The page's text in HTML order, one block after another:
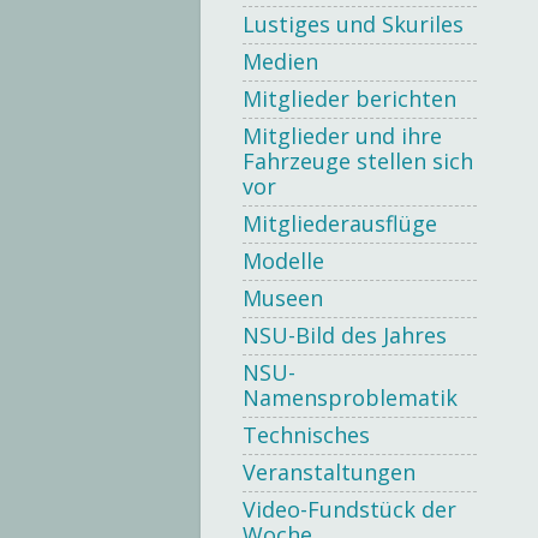
Lustiges und Skuriles
Medien
Mitglieder berichten
Mitglieder und ihre
Fahrzeuge stellen sich
vor
Mitgliederausflüge
Modelle
Museen
NSU-Bild des Jahres
NSU-
Namensproblematik
Technisches
Veranstaltungen
Video-Fundstück der